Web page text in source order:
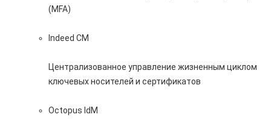
(MFA)
Indeed CM
Централизованное управление жизненным циклом
ключевых носителей и сертификатов
Octopus IdM